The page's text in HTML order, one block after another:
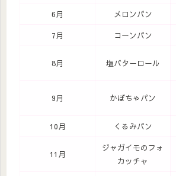
6月 メロンパン
7月 コーンパン
8月 塩バターロール
9月 かぼちゃパン
10月 くるみパン
11月
ジャガイモのフォ
カッチャ